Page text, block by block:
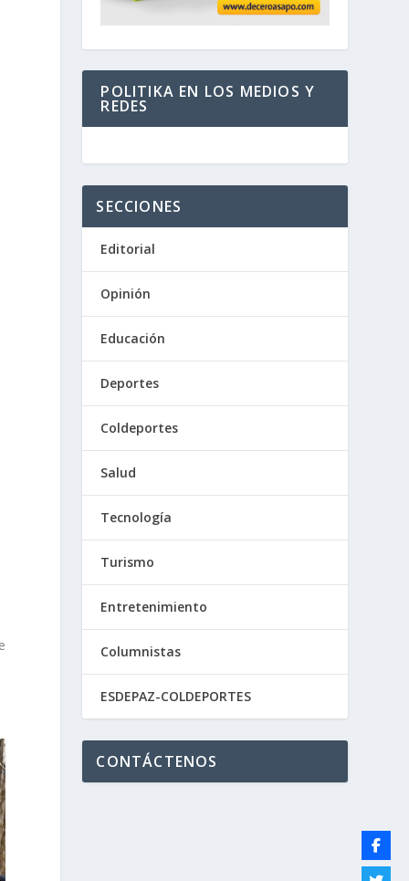
POLITIKA EN LOS MEDIOS Y
REDES
SECCIONES
Editorial
Opinión
Educación
Deportes
Coldeportes
Salud
Tecnología
Turismo
Entretenimiento
Columnistas
ESDEPAZ-COLDEPORTES
CONTÁCTENOS